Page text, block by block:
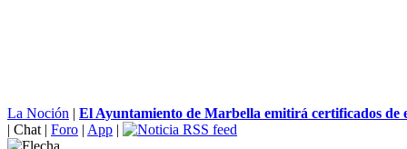
La Noción | El Ayuntamiento de Marbella emitirá certificados de
| Chat | Foro | App |